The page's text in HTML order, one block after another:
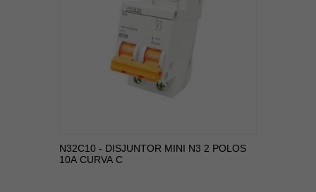
N32C10 - DISJUNTOR MINI N3 2 POLOS
10A CURVA C